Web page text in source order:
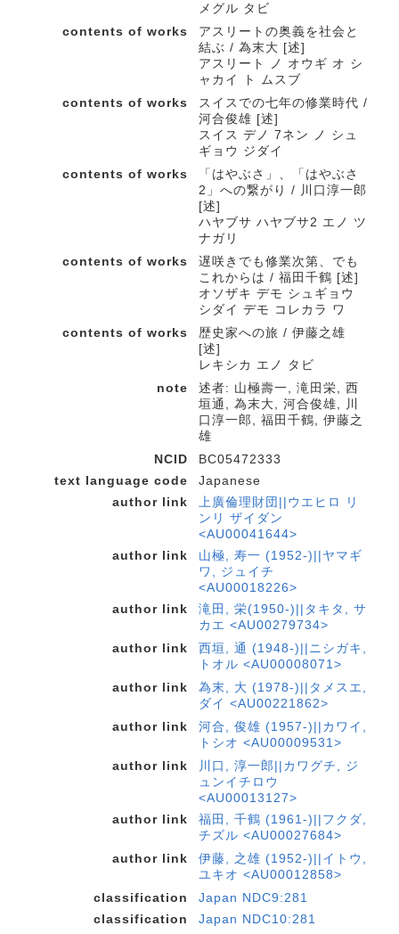
メグル タビ
contents of works
アスリートの奥義を社会と
結ぶ / 為末大 [述]
アスリート ノ オウギ オ シ
ャカイ ト ムスブ
contents of works
スイスでの七年の修業時代 /
河合俊雄 [述]
スイス デノ 7ネン ノ シュ
ギョウ ジダイ
contents of works
「はやぶさ」、「はやぶさ
2」への繋がり / 川口淳一郎
[述]
ハヤブサ ハヤブサ2 エノ ツ
ナガリ
contents of works
遅咲きでも修業次第、でも
これからは / 福田千鶴 [述]
オソザキ デモ シュギョウ
シダイ デモ コレカラ ワ
contents of works
歴史家への旅 / 伊藤之雄
[述]
レキシカ エノ タビ
note
述者: 山極壽一, 滝田栄, 西
垣通, 為末大, 河合俊雄, 川
口淳一郎, 福田千鶴, 伊藤之
雄
NCID
BC05472333
text language code
Japanese
author link
上廣倫理財団||ウエヒロ リ
ンリ ザイダン
<AU00041644>
author link
山極, 寿一 (1952-)||ヤマギ
ワ, ジュイチ
<AU00018226>
author link
滝田, 栄(1950-)||タキタ, サ
カエ <AU00279734>
author link
西垣, 通 (1948-)||ニシガキ,
トオル <AU00008071>
author link
為末, 大 (1978-)||タメスエ,
ダイ <AU00221862>
author link
河合, 俊雄 (1957-)||カワイ,
トシオ <AU00009531>
author link
川口, 淳一郎||カワグチ, ジ
ュンイチロウ
<AU00013127>
author link
福田, 千鶴 (1961-)||フクダ,
チズル <AU00027684>
author link
伊藤, 之雄 (1952-)||イトウ,
ユキオ <AU00012858>
classification
Japan NDC9:281
classification
Japan NDC10:281